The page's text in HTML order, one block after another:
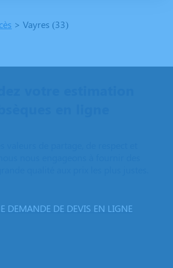
>Vayres (33)
DEMANDE DE DEVIS EN LIGNE